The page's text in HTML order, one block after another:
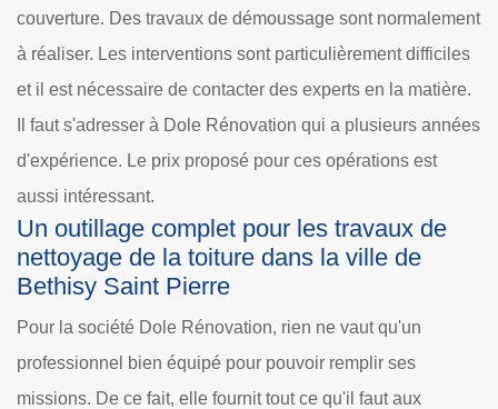
couverture. Des travaux de démoussage sont normalement
à réaliser. Les interventions sont particulièrement difficiles
et il est nécessaire de contacter des experts en la matière.
Il faut s'adresser à Dole Rénovation qui a plusieurs années
d'expérience. Le prix proposé pour ces opérations est
aussi intéressant.
Un outillage complet pour les travaux de
nettoyage de la toiture dans la ville de
Bethisy Saint Pierre
Pour la société Dole Rénovation, rien ne vaut qu'un
professionnel bien équipé pour pouvoir remplir ses
missions. De ce fait, elle fournit tout ce qu'il faut aux